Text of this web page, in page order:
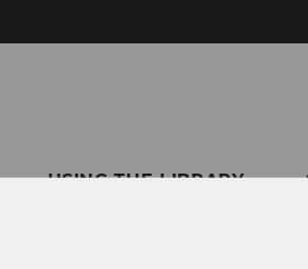
USING THE LIBRARY